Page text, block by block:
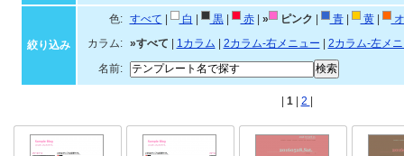
絞り込み
色: すべて 白 黒| 赤| » ピンク 青| 黄|
カラム:
»すべて 1カラム 2カラム-右メニュー
2カラム-左メ
名前:
1 2